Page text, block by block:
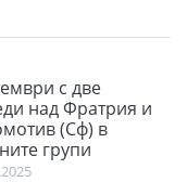
с две
над Фратрия и
(Сф) в
групи